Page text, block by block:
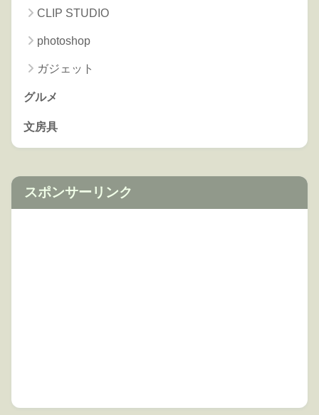
CLIP STUDIO
photoshop
ガジェット
グルメ
文房具
スポンサーリンク